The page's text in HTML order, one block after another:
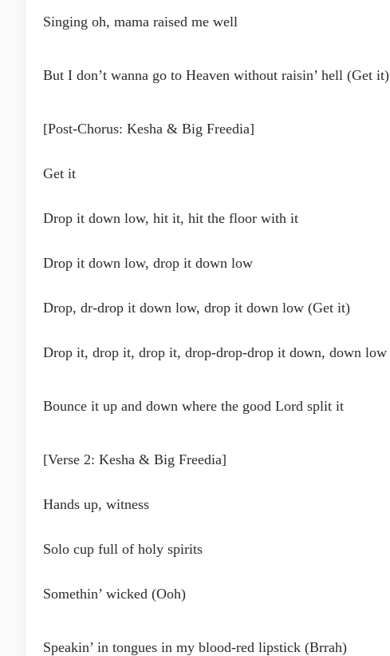
Singing oh, mama raised me well
But I don’t wanna go to Heaven without raisin’ hell (Get it)
[Post-Chorus: Kesha & Big Freedia]
Get it
Drop it down low, hit it, hit the floor with it
Drop it down low, drop it down low
Drop, dr-drop it down low, drop it down low (Get it)
Drop it, drop it, drop it, drop-drop-drop it down, down low
Bounce it up and down where the good Lord split it
[Verse 2: Kesha & Big Freedia]
Hands up, witness
Solo cup full of holy spirits
Somethin’ wicked (Ooh)
Speakin’ in tongues in my blood-red lipstick (Brrah)